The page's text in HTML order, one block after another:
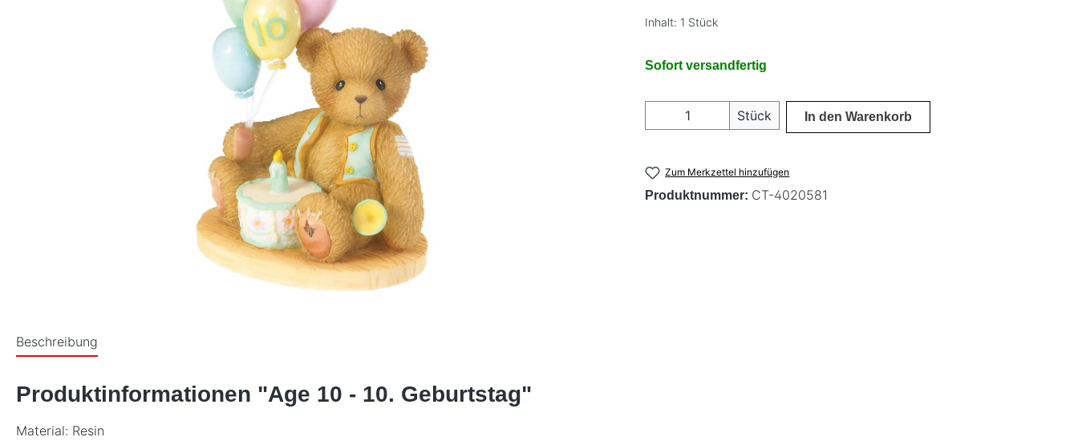
Inhalt: 1 Stück
Sofort versandfertig
Produkt Anzahl: Gib den gewünschten Wert
Stück In den Warenkorb
Zum Merkzettel hinzufügen
Produktnummer: CT-4020581
Beschreibung
Produktinformationen "Age 10 - 10. Geburtstag"
Material: Resin